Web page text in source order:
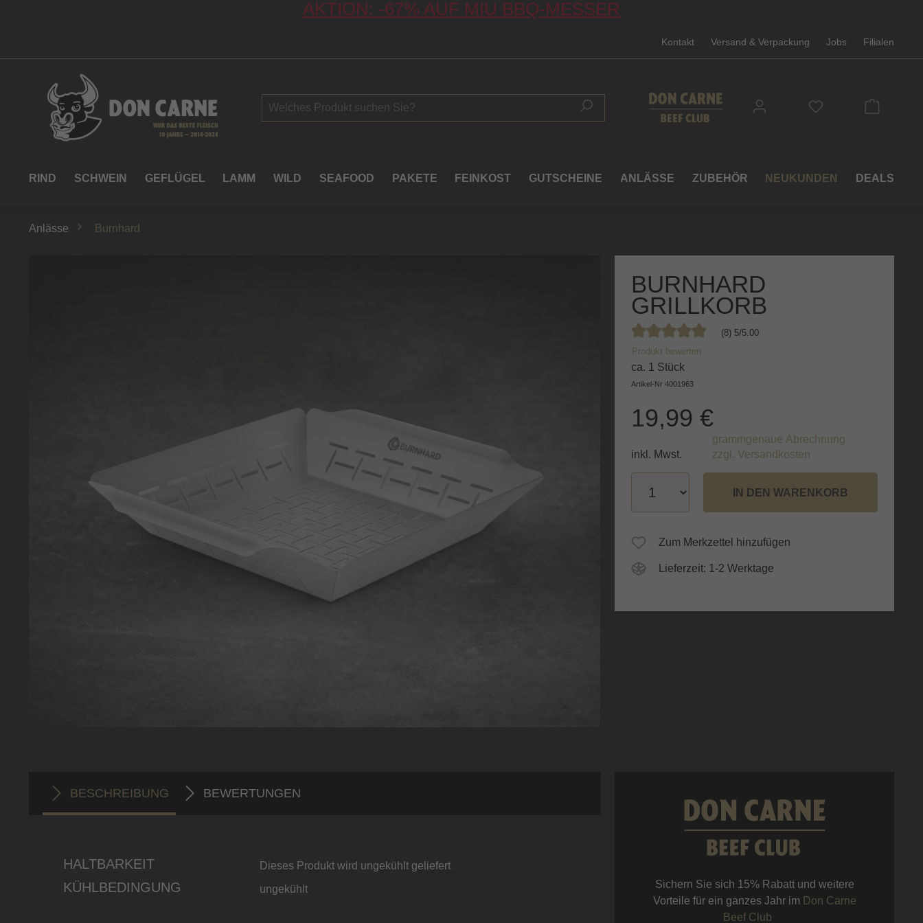
AKTION: -67% AUF MIU BBQ-MESSER
Kontakt Versand & Verpackung Jobs Filialen
Du hast 0
RIND SCHWEIN GEFLÜGEL LAMM WILD SEAFOOD PAKETE FEINKOST GUTSCHEINE ANLÄSSE ZUBEHÖR NEUKUNDEN DEALS
Anlässe Burnhard
BURNHARD
GRILLKORB
Durchschnittliche Bewertung von 5 von 5 Sternen
(8) 5/5.00
Produkt bewerten
ca. 1 Stück
Artikel-Nr4001963
19,99 €
grammgenaue Abrechnung
inkl. Mwst.
zzgl. Versandkosten
IN DEN WARENKORB
Zum Merkzettel hinzufügen
Lieferzeit: 1-2 Werktage
BESCHREIBUNG BEWERTUNGEN
HALTBARKEIT Dieses Produkt wird ungekühlt geliefert
KÜHLBEDINGUNG ungekühlt
Sichern Sie sich 15% Rabatt und weitere
Vorteile für ein ganzes Jahr im Don Carne
Beef Club